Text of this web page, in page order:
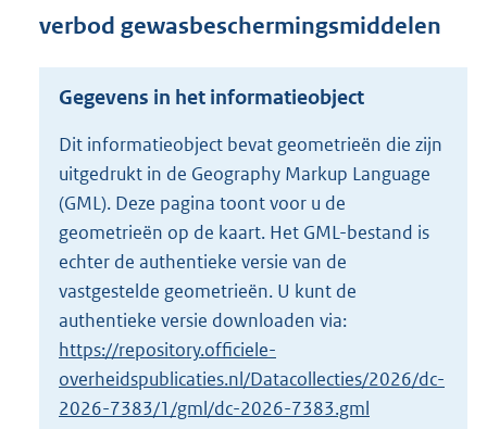
n
d
s
r
o
t
t
e
2
6
K
verbod gewasbeschermingsmiddelen
Gegevens in het informatieobject
Dit informatieobject bevat geometrieën die zijn
uitgedrukt in de Geography Markup Language
(GML). Deze pagina toont voor u de
geometrieën op de kaart. Het GML-bestand is
echter de authentieke versie van de
vastgestelde geometrieën. U kunt de
authentieke versie downloaden via:
https://repository.officiele-
overheidspublicaties.nl/Datacollecties/2026/dc-
2026-7383/1/gml/dc-2026-7383.gml